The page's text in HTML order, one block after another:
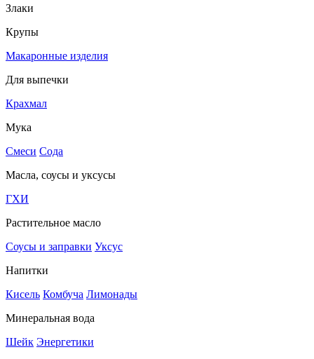
Злаки
Крупы
Макаронные изделия
Для выпечки
Крахмал
Мука
Смеси Сода
Масла, соусы и уксусы
ГХИ
Растительное масло
Соусы и заправки Уксус
Напитки
Кисель Комбуча Лимонады
Минеральная вода
Шейк Энергетики